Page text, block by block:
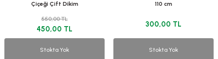
Çiçeği Çift Dikim
550,00 TL
450,00 TL
Stokta Yok
110 cm
300,00 TL
Stokta Yok